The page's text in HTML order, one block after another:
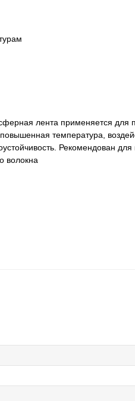
лента применяется для
температура,
Рекомендован для
волокна